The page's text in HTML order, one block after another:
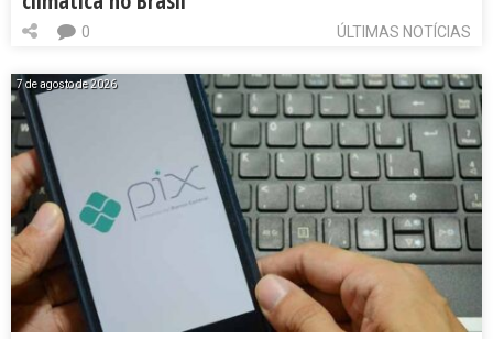
ÚLTIMAS NOTÍCIAS
0
7 de agosto de 2026